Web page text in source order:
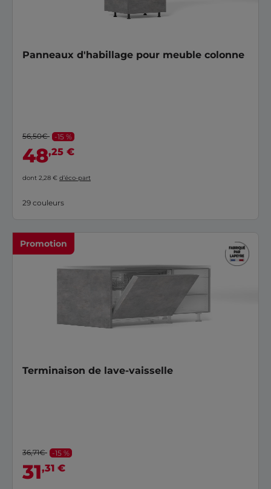
Panneaux d'habillage pour meuble colonne
56,50€ -15 %
48,25 €
dont 2,28 € d’éco-part
29 couleurs
Promotion
Terminaison de lave-vaisselle
36,71€ -15 %
31,31 €